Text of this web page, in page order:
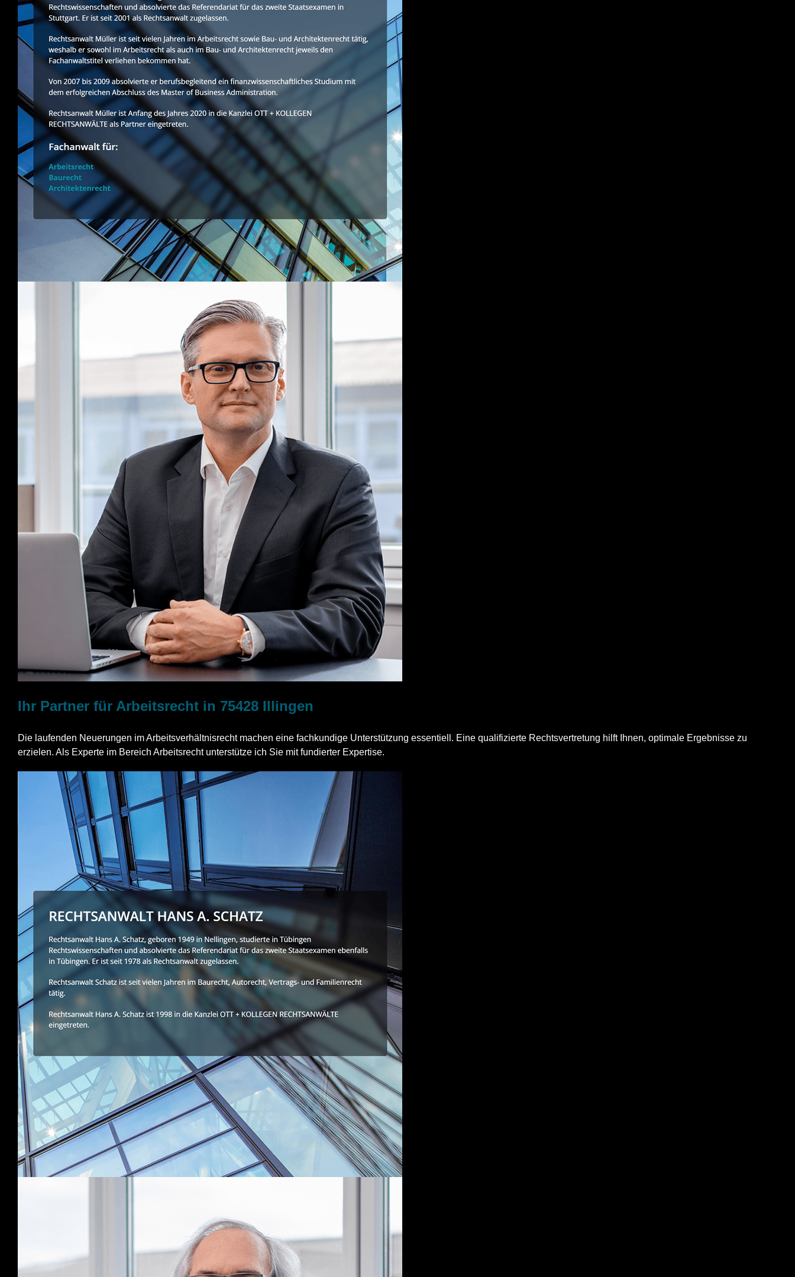
Ihr Partner für Arbeitsrecht in 75428 Illingen
Die laufenden Neuerungen im Arbeitsverhältnisrecht machen eine fachkundige Unterstützung essentiell. Eine qualifizierte Rechtsvertretung hilft Ihnen, optimale Ergebnisse zu
erzielen. Als Experte im Bereich Arbeitsrecht unterstütze ich Sie mit fundierter Expertise.